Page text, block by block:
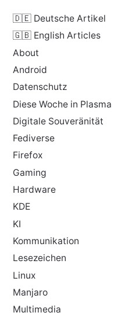
🇩🇪 Deutsche Artikel
🇬🇧 English Articles
About
Android
Datenschutz
Diese Woche in Plasma
Digitale Souveränität
Fediverse
Firefox
Gaming
Hardware
KDE
KI
Kommunikation
Lesezeichen
Linux
Manjaro
Multimedia